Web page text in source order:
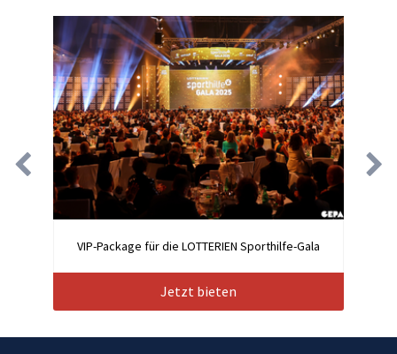
VIP-Package für die LOTTERIEN Sporthilfe-Gala
Jetzt bieten